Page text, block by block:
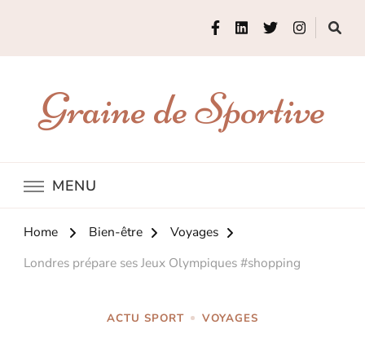
Graine de Sportive
MENU
Home Bien-être
Voyages
Londres prépare ses Jeux Olympiques #shopping
ACTU SPORT VOYAGES